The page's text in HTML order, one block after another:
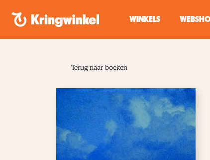
WINKELS
Terug naar boeken